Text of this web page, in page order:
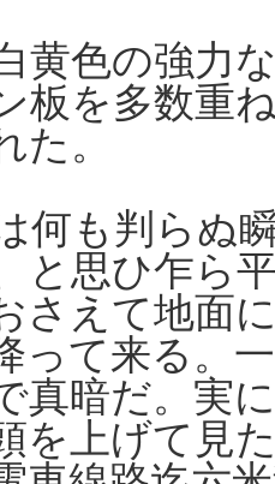
黄色の強力
板を多数重
た。
何も判らぬ
と思ひ乍ら
さえて地面
って来る。
真暗だ。実
を上げて見